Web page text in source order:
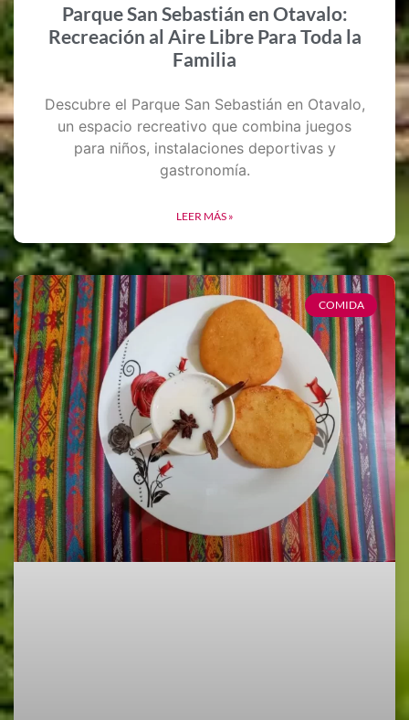
Parque San Sebastián en Otavalo:
Recreación al Aire Libre Para Toda la
Familia
Descubre el Parque San Sebastián en Otavalo,
un espacio recreativo que combina juegos
para niños, instalaciones deportivas y
gastronomía.
LEER MÁS »
COMIDA